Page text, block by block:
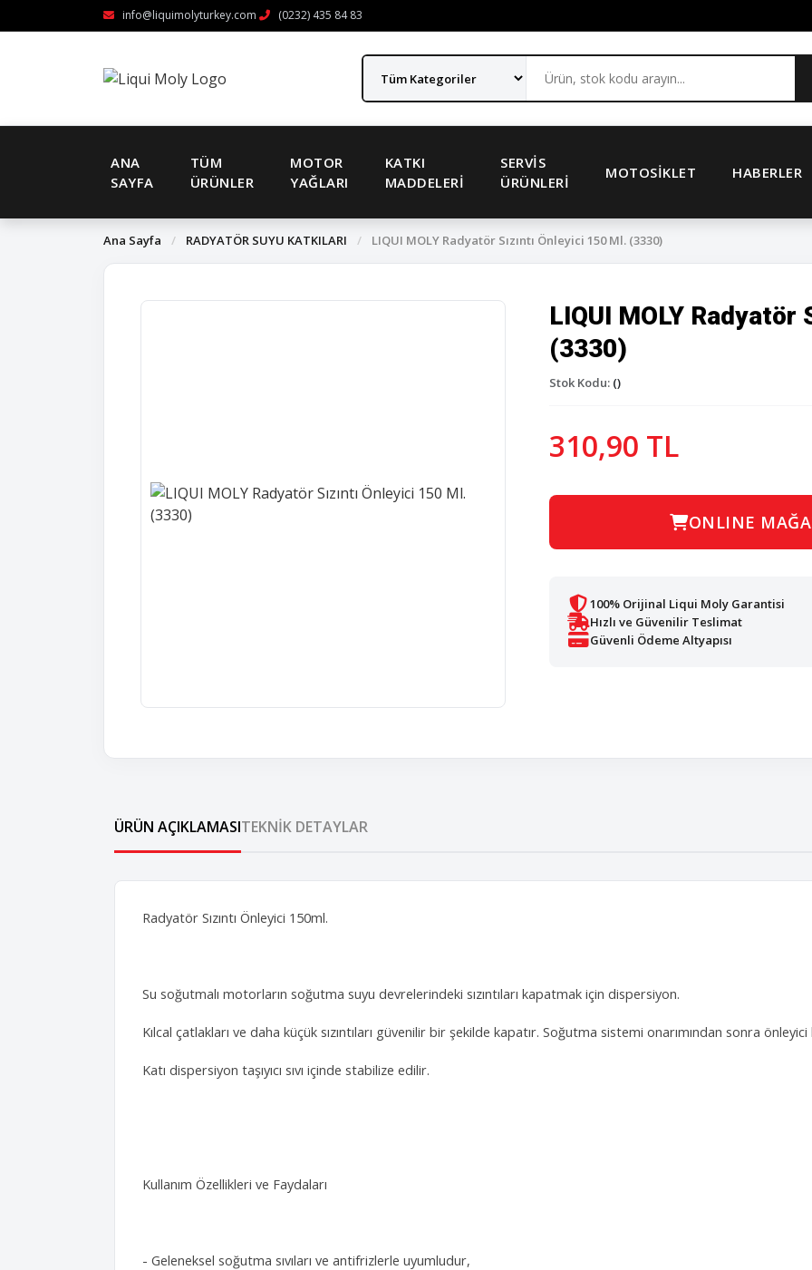
info@liquimolyturkey.com (0232) 435 84 83
ANA
SAYFA
TÜM
ÜRÜNLER
MOTOR
YAĞLARI
KATKI
MADDELERI
SERVIS
ÜRÜNLERI
MOTOSIKLET HABERLER
Ana Sayfa / RADYATÖR SUYU KATKILARI / LIQUI MOLY Radyatör Sızıntı Önleyici 150 Ml. (3330)
LIQUI MOLY Radyatör
(3330)
Stok Kodu: ()
310,90 TL
ONLINE
100% Orijinal Liqui Moly Garantisi
Hızlı ve Güvenilir Teslimat
Güvenli Ödeme Altyapısı
ÜRÜN AÇIKLAMASITEKNIK DETAYLAR
Radyatör Sızıntı Önleyici 150ml.
Su soğutmalı motorların soğutma suyu devrelerindeki sızıntıları kapatmak için dispersiyon.
Kılcal çatlakları ve daha küçük sızıntıları güvenilir bir şekilde kapatır. Soğutma sistemi onarımından sonra
Katı dispersiyon taşıyıcı sıvı içinde stabilize edilir.
Kullanım Özellikleri ve Faydaları
- Geleneksel soğutma sıvıları ve antifrizlerle uyumludur,